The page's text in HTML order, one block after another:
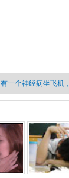
有一个神经病坐飞机